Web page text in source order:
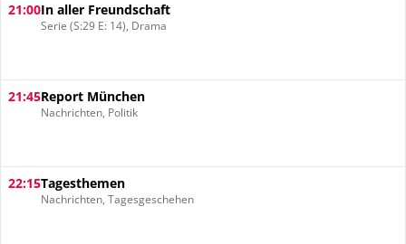
21:00In aller Freundschaft
Serie (S:29 E: 14), Drama
21:45Report München
Nachrichten, Politik
22:15Tagesthemen
Nachrichten, Tagesgeschehen